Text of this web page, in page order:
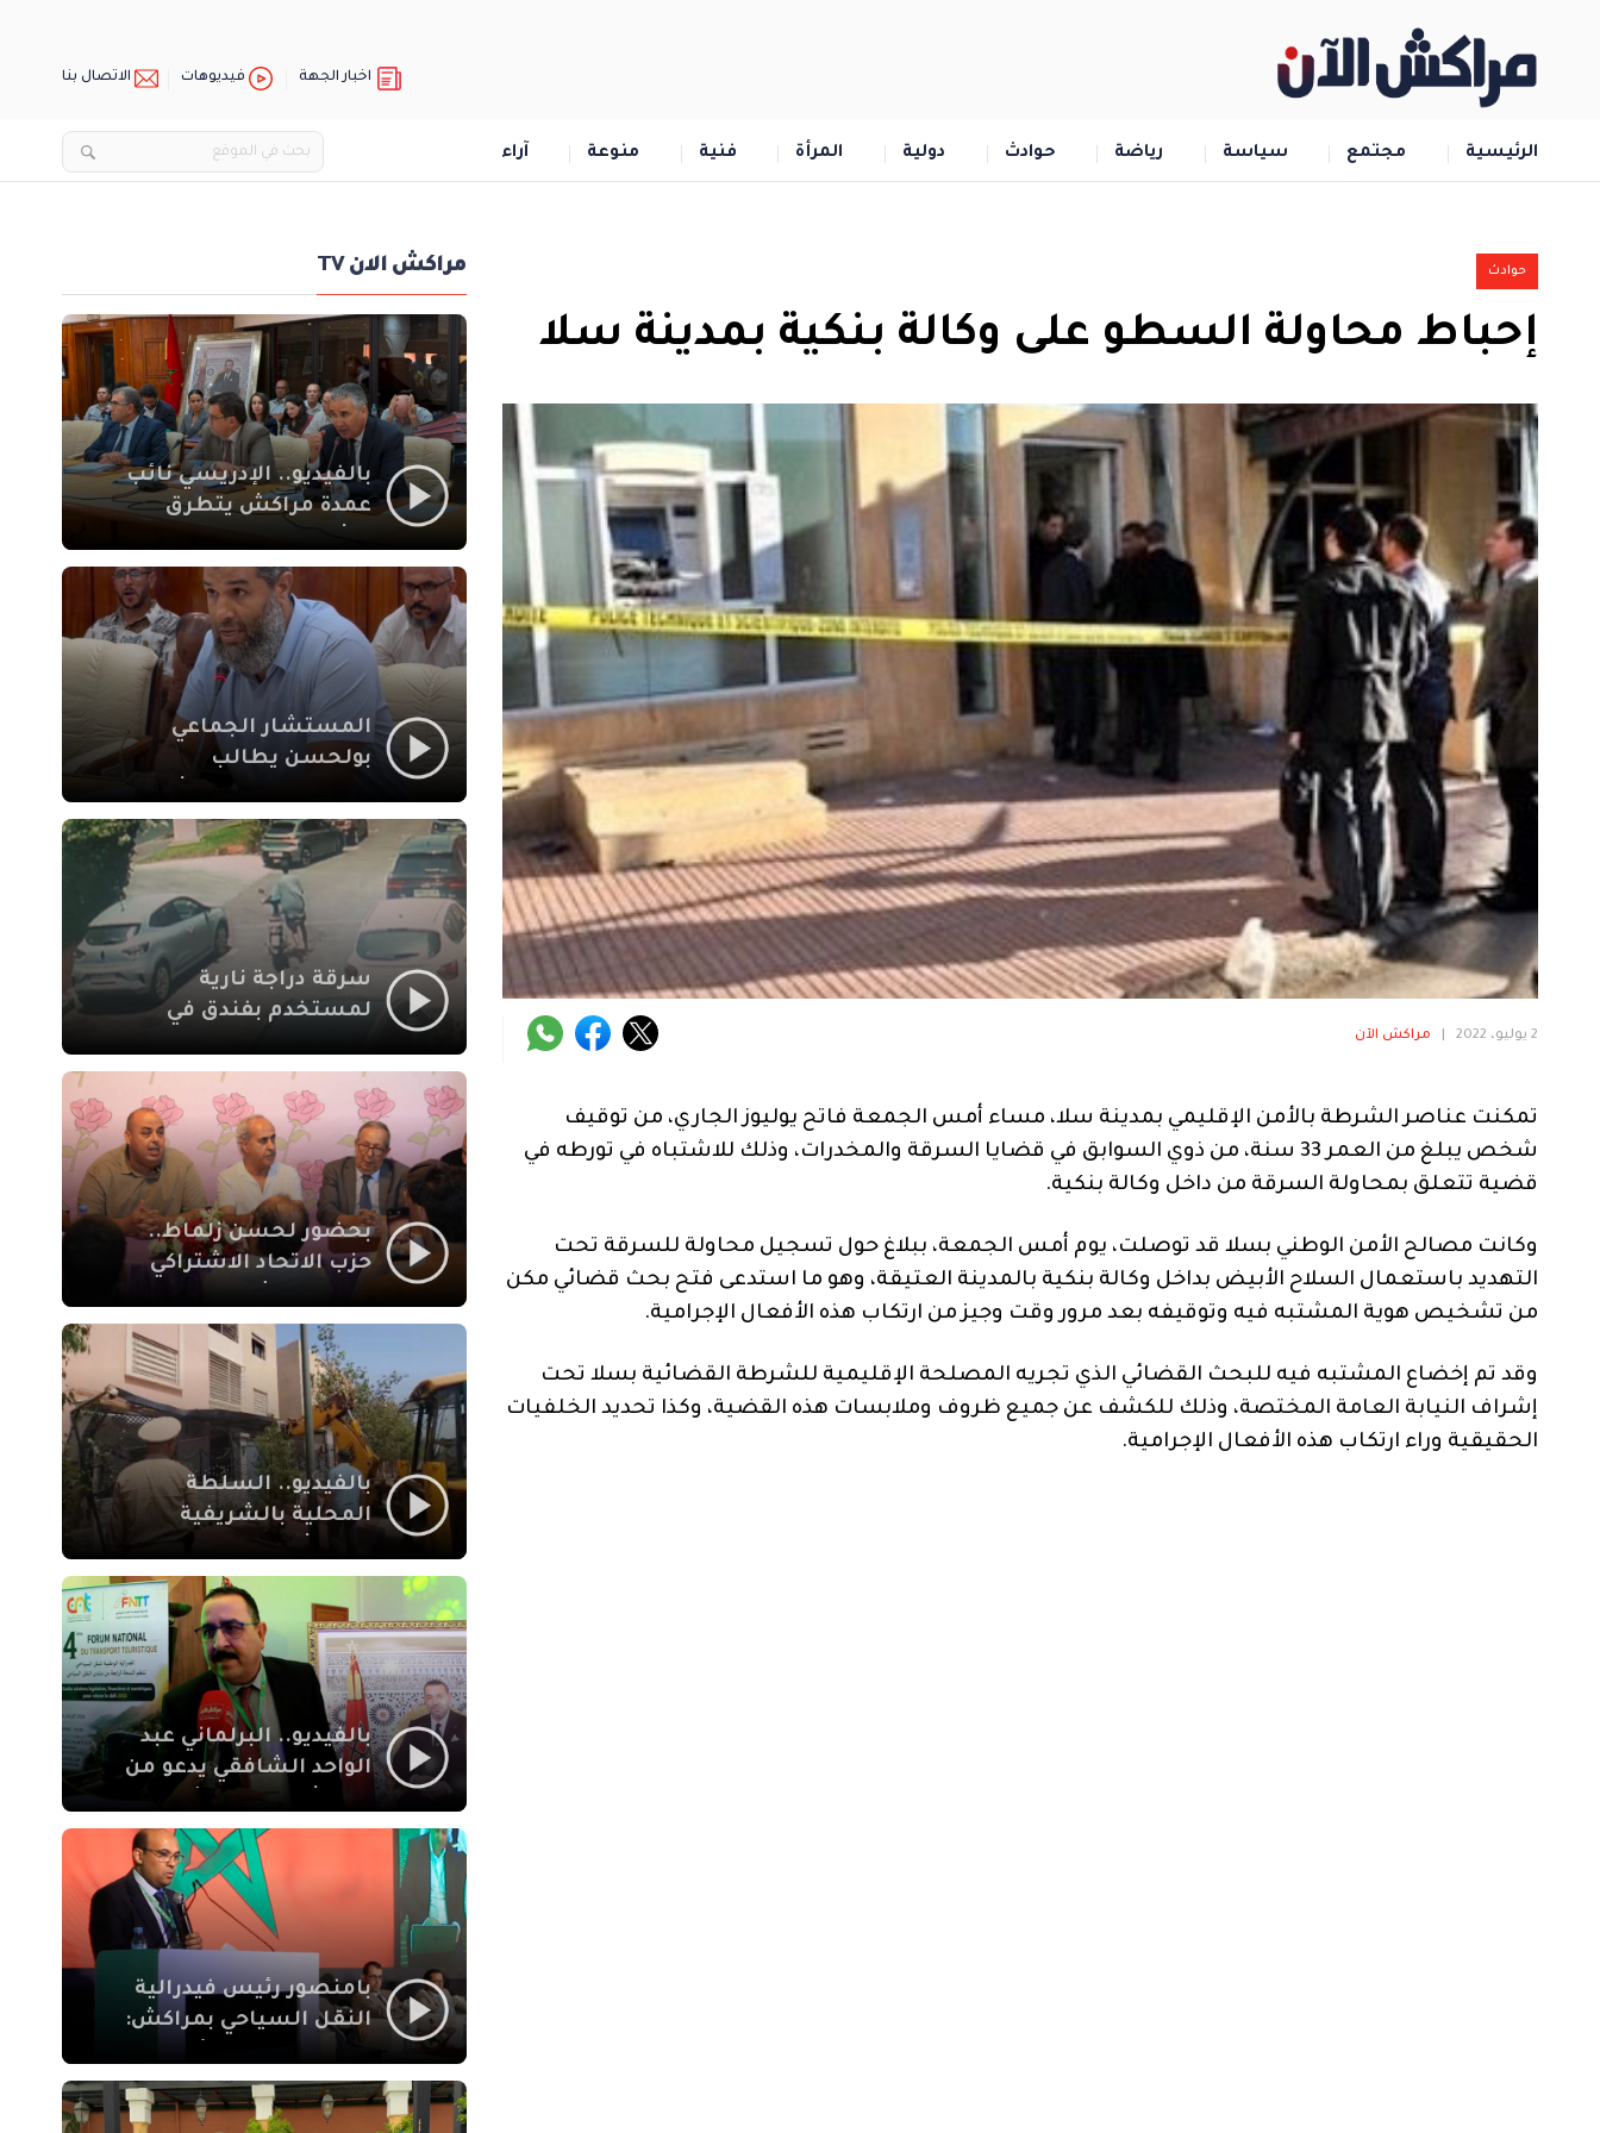
اخبار الجهة فيديوهات الاتصال بنا
الرئيسية مجتمع سياسة رياضة حوادث دولية المرأة فنية منوعة آراء
حوادث
إحباط محاولة السطو على وكالة بنكية بمدينة سلا
2 يوليو، 2022 مراكش الآن
تمكنت عناصر الشرطة بالأمن الإقليمي بمدينة سلا، مساء أمس الجمعة فاتح يوليوز الجاري، من توقيف
شخص يبلغ من العمر 33 سنة، من ذوي السوابق في قضايا السرقة والمخدرات، وذلك للاشتباه في تورطه في
قضية تتعلق بمحاولة السرقة من داخل وكالة بنكية.
وكانت مصالح الأمن الوطني بسلا قد توصلت، يوم أمس الجمعة، ببلاغ حول تسجيل محاولة للسرقة تحت
التهديد باستعمال السلاح الأبيض بداخل وكالة بنكية بالمدينة العتيقة، وهو ما استدعى فتح بحث قضائي مكن
من تشخيص هوية المشتبه فيه وتوقيفه بعد مرور وقت وجيز من ارتكاب هذه الأفعال الإجرامية.
وقد تم إخضاع المشتبه فيه للبحث القضائي الذي تجريه المصلحة الإقليمية للشرطة القضائية بسلا تحت
إشراف النيابة العامة المختصة، وذلك للكشف عن جميع ظروف وملابسات هذه القضية، وكذا تحديد الخلفيات
الحقيقية وراء ارتكاب هذه الأفعال الإجرامية.
مراكش الان TV
بالفيديو.. الإدريسي نائب
عمدة مراكش يتطرق
الاجتماعي في نقل
المحطة الطرقية إلى
العزوزية
المستشار الجماعي
بولحسن يطالب
أشغال شارع علال
الفاسي بمراكش
سرقة دراجة نارية
لمستخدم بفندق في
بمراكش
بحضور لحسن زلماط..
حزب الاتحاد الاشتراكي
مقراً بمقاطعة سيدي
يوسف بن علي مراكش
بالفيديو.. السلطة
المحلية بالشريفية
بنايات غير قانونية بإقامة
الإيمان
بالفيديو.. البرلماني عبد
الواحد الشافقي يدعو من
النقل السياحي لمواكبة
بامنصور رئيس فيدرالية
النقل السياحي بمراكش:
والاصلاح التشريعي
ركيزتان أساسيتان لكسب